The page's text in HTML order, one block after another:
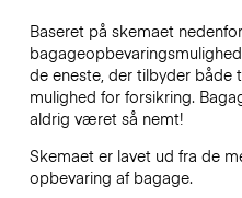
Baseret på skemaet
de eneste, der tilbyder både
mulighed for forsikring.
aldrig været så nemt!
Skemaet er lavet ud fra de
opbevaring af bagage.